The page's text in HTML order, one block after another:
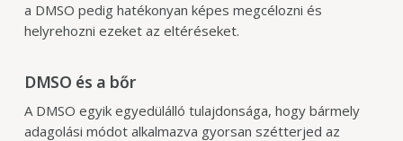
a DMSO pedig hatékonyan képes megcélozni és
helyrehozni ezeket az eltéréseket.
DMSO és a bőr
A DMSO egyik egyedülálló tulajdonsága, hogy bármely
adagolási módot alkalmazva gyorsan szétterjed az